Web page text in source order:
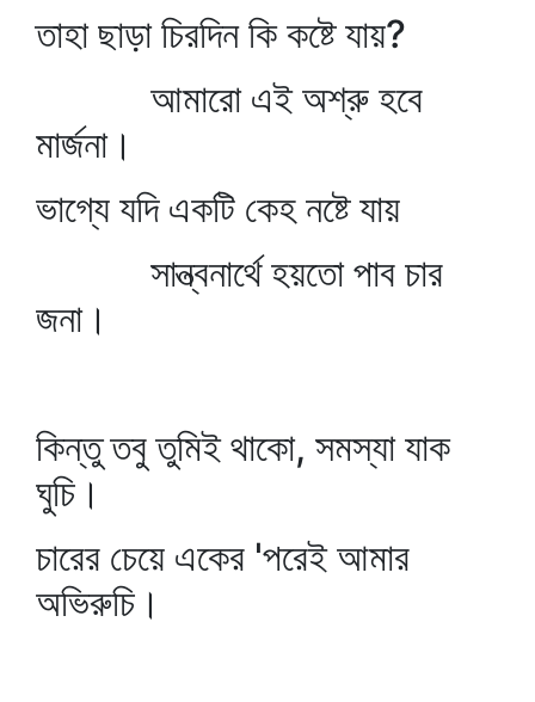
তাহা ছাড়া চিরদিন কি কষ্টে যায়?
আমারো এই অশ্রু হবে
মার্জনা।
ভাগ্যে যদি একটি কেহ নষ্টে যায়
সান্ত্বনার্থে হয়তো পাব চার
জনা।
কিন্তু তবু তুমিই থাকো, সমস্যা যাক
ঘুচি।
চারের চেয়ে একের 'পরেই আমার
অভিরুচি।